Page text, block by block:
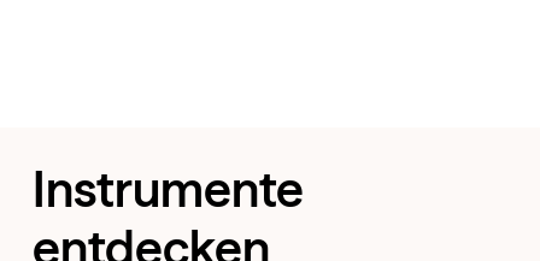
Instrumente
entdecken